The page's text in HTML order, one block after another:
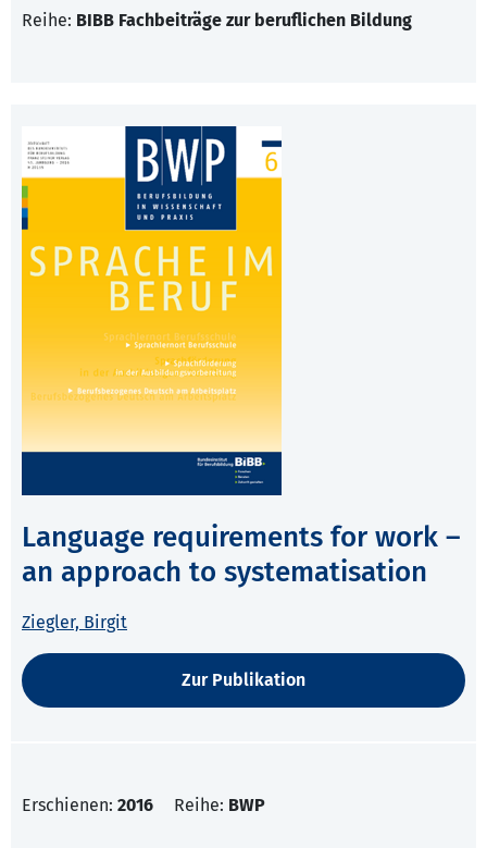
Reihe: BIBB Fachbeiträge zur beruflichen Bildung
Language requirements for work –
an approach to systematisation
Ziegler, Birgit
Zur Publikation
Erschienen: 2016 Reihe: BWP